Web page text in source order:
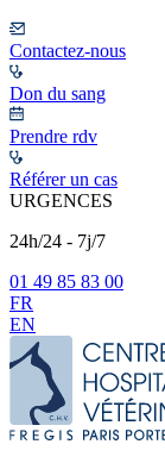
Contactez-nous
Don du sang
Prendre rdv
Référer un cas
URGENCES
24h/24 - 7j/7
01 49 85 83 00
FR
EN